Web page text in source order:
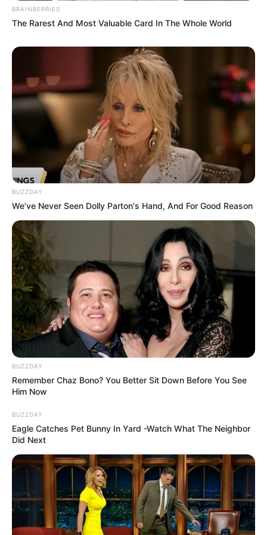
OST (Original Soundtrack)
–
Trailer
TAGS FILM INDONESIA RONGGENG KEMATIAN
BRAINBERRIES
The Rarest And Most Valuable Card In The Whole World
BUZZDAY
We’ve Never Seen Dolly Parton's Hand, And For Good Reason
BUZZDAY
Remember Chaz Bono? You Better Sit Down Before You See
Him Now
BUZZDAY
Eagle Catches Pet Bunny In Yard -Watch What The Neighbor
Did Next